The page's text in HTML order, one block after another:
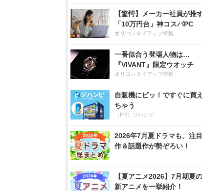
【驚愕】メーカー社員が推
「10万円台」神コスパPC
オリコンタイアップ特集
一番似合う登場人物は…
『VIVANT』限定ウオッチ
オリコンタイアップ特集
自販機にピッ！ですぐに買え
ちゃう
（PR）ジハンピ
2026年7月夏ドラマも、注目
作＆話題作が勢ぞろい！
【夏アニメ2026】7月期夏の
新アニメを一挙紹介！